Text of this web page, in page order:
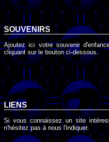
SOUVENIRS
Ajoutez ici votre souvenir
cliquant sur le bouton ci-dessous.
LIENS
Si vous connaissez un site
n'hésitez pas à nous l'indiquer.